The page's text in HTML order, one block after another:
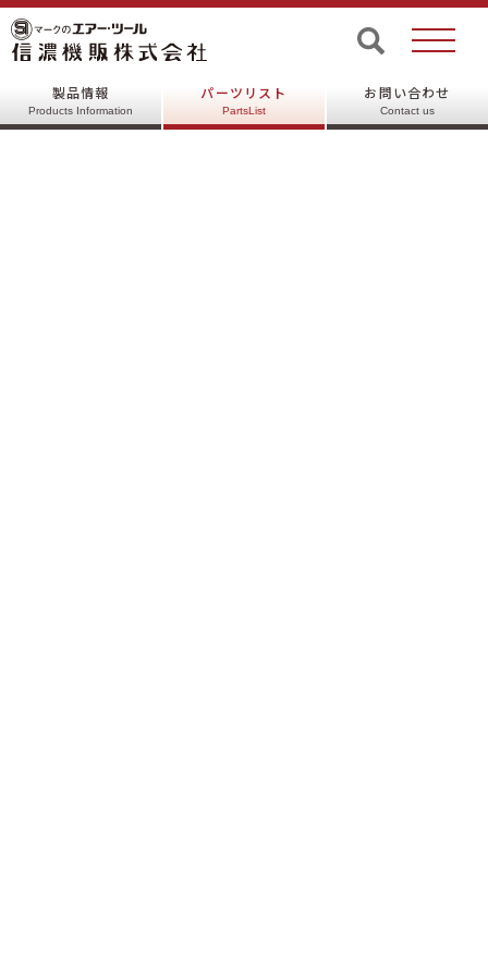
製品情報
Products Information
パーツリスト
PartsList
お問い合わせ
Contact us
©SHINANO INC, All rights reserved.